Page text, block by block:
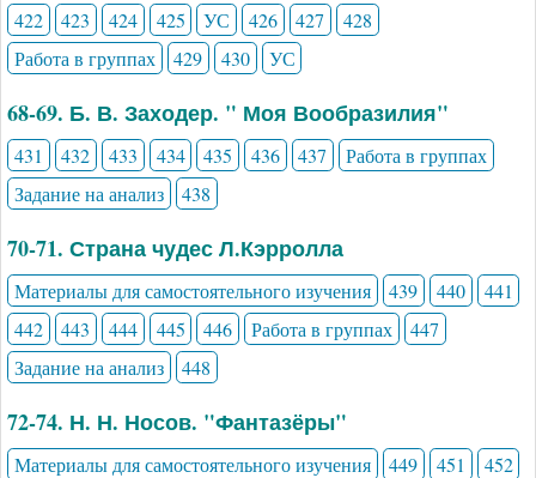
422 423 424 425 УС 426 427
428
Работа в группах
429 430 УС
68-69. Б. В. Заходер. " Моя Вообразилия"
431 432 433 434 435 436 437
Работа в группах
Задание на анализ
438
70-71. Страна чудес Л.Кэрролла
Материалы для самостоятельного изучения 439 440
441
442
443 444 445 446 Работа в группах
447
Задание на анализ
448
72-74. Н. Н. Носов. "Фантазёры"
Материалы для самостоятельного изучения 449 451
452